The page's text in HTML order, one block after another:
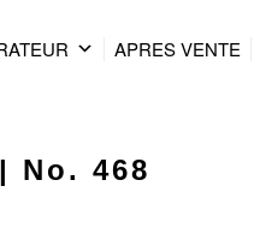
APRES VENTE
No. 468